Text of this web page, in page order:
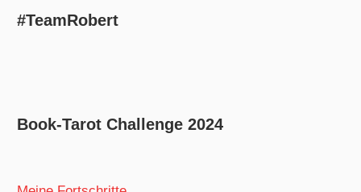
#TeamRobert
Book-Tarot Challenge 2024